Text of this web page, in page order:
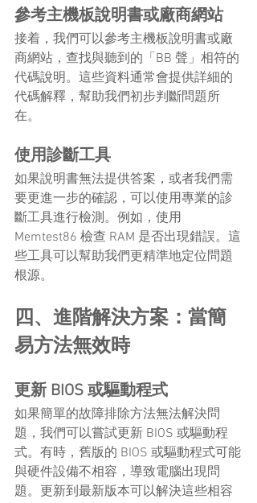
參考主機板說明書或廠商網站
接着，我們可以參考主機板說明書或廠
商網站，查找與聽到的「BB 聲」相符的
代碼說明。這些資料通常會提供詳細的
代碼解釋，幫助我們初步判斷問題所
在。
使用診斷工具
如果說明書無法提供答案，或者我們需
要更進一步的確認，可以使用專業的診
斷工具進行檢測。例如，使用
Memtest86 檢查 RAM 是否出現錯誤。這
些工具可以幫助我們更精準地定位問題
根源。
四、進階解決方案：當簡
易方法無效時
更新 BIOS 或驅動程式
如果簡單的故障排除方法無法解決問
題，我們可以嘗試更新 BIOS 或驅動程
式。有時，舊版的 BIOS 或驅動程式可能
與硬件設備不相容，導致電腦出現問
題。更新到最新版本可以解決這些相容